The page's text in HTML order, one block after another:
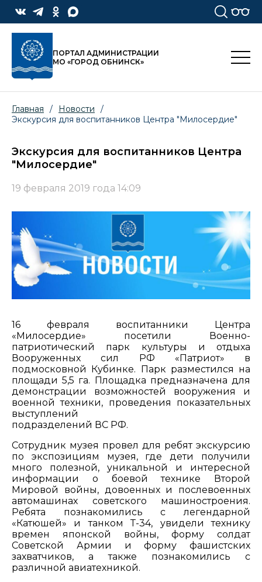
ПОРТАЛ АДМИНИСТРАЦИИ
МО «ГОРОД ОБНИНСК»
Главная / Новости
/
Экскурсия для воспитанников Центра "Милосердие"
Экскурсия для воспитанников Центра
"Милосердие"
19 февраля 2019 года 14:09
16 февраля воспитанники Центра
«Милосердие» посетили Военно-
патриотический парк культуры и отдыха
Вооруженных сил РФ «Патриот» в
подмосковной Кубинке. Парк разместился на
площади 5,5 га. Площадка предназначена для
демонстрации возможностей вооружения и
военной техники, проведения показательных
выступлений
подразделений ВС РФ.
Сотрудник музея провел для ребят экскурсию
по экспозициям музея, где дети получили
много полезной, уникальной и интересной
информации о боевой технике Второй
Мировой войны, довоенных и послевоенных
автомашинах советского машиностроения.
Ребята познакомились с легендарной
«Катюшей» и танком Т-34, увидели технику
времен японской войны, форму солдат
Советской Армии и форму фашистских
захватчиков, а также познакомились с
различной авиатехникой.